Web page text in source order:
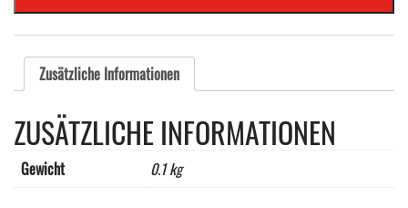
ANTI
BRUIT"
Menge
Zusätzliche Informationen
ZUSÄTZLICHE INFORMATIONEN
Gewicht 0.1 kg